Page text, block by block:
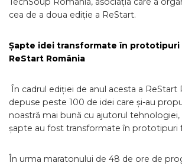
cea de a doua ediție a ReStart.
Șapte idei transformate în
ReStart România
În cadrul ediției de anul acesta a ReStart
depuse peste 100 de idei care și-au
noastră mai bună cu ajutorul tehnologiei,
șapte au fost transformate în prototipuri
În urma maratonului de 48 de ore de